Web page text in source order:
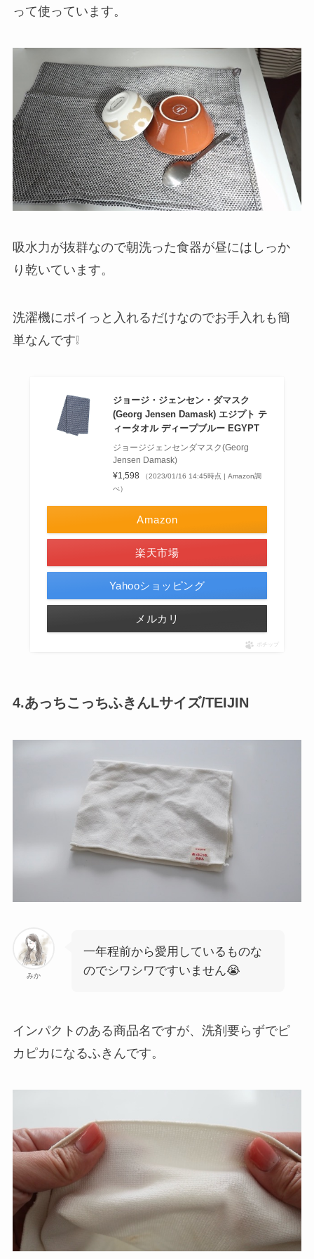
って使っています。
吸水力が抜群なので朝洗った食器が昼にはしっか
り乾いています。
洗濯機にポイっと入れるだけなのでお手入れも簡
単なんです❕
ジョージ・ジェンセン・ダマスク
(Georg Jensen Damask) エジプト テ
ィータオル ディープブルー EGYPT
ジョージジェンセンダマスク(Georg
Jensen Damask)
¥1,598
（2023/01/16 14:45時点 | Amazon調
べ）
Amazon
楽天市場
Yahooショッピング
メルカリ
ポチップ
4.あっちこっちふきんLサイズ/TEIJIN
みか
一年程前から愛用しているものな
のでシワシワですいません😭
インパクトのある商品名ですが、洗剤要らずでピ
カピカになるふきんです。